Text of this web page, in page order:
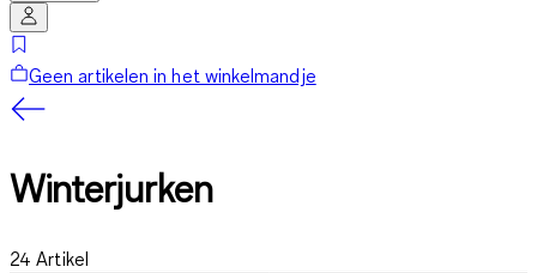
Geen artikelen in het winkelmandje
Winterjurken
24 Artikel